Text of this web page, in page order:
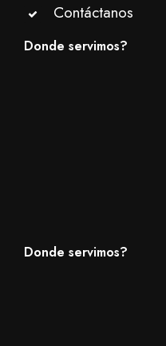
Contáctanos
Donde servimos?
Donde servimos?